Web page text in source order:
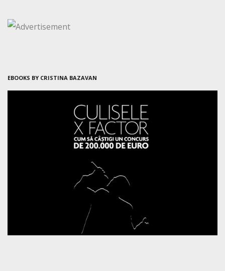
EBOOKS BY CRISTINA BAZAVAN